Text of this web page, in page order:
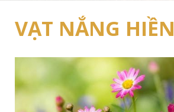
VẠT NẮNG HIỀN